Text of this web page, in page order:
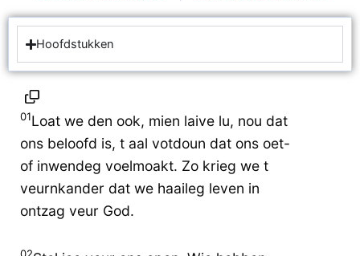
Hoofdstukken
01Loat we den ook, mien laive lu, nou dat
ons beloofd is, t aal votdoun dat ons oet-
of inwendeg voelmoakt. Zo krieg we t
veurnkander dat we haaileg leven in
ontzag veur God.